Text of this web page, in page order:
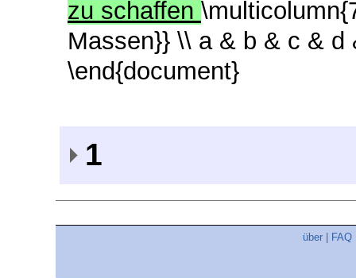
zu schaffen
Massen}} \\ a & b & c &
\end{document}
1
über FAQ